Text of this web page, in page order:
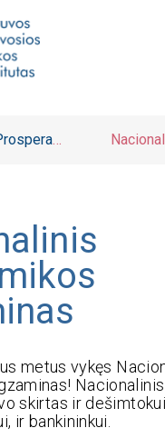
metus vykęs
skirtas ir
ir bankininkui.